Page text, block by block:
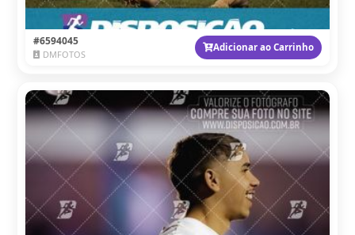
#6594045
DMFOTOS
Adicionar ao Carrinho